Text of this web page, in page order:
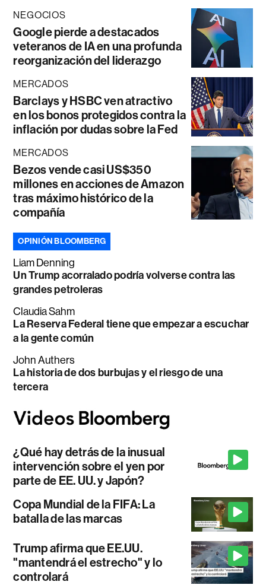
NEGOCIOS
Google pierde a destacados
veteranos de IA en una profunda
reorganización del liderazgo
MERCADOS
Barclays y HSBC ven atractivo
en los bonos protegidos contra la
inflación por dudas sobre la Fed
MERCADOS
Bezos vende casi US$350
millones en acciones de Amazon
tras máximo histórico de la
compañía
OPINIÓN BLOOMBERG
Liam Denning
Un Trump acorralado podría volverse contra las
grandes petroleras
Claudia Sahm
La Reserva Federal tiene que empezar a escuchar
a la gente común
John Authers
La historia de dos burbujas y el riesgo de una
tercera
¿Qué hay detrás de la inusual
intervención sobre el yen por
parte de EE. UU. y Japón?
Copa Mundial de la FIFA: La
batalla de las marcas
Trump afirma que EE.UU.
"mantendrá el estrecho" y lo
controlará